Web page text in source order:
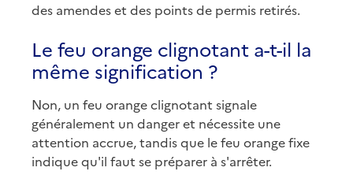
des amendes et des points de permis retirés.
Le feu orange clignotant a-t-il la
même signification ?
Non, un feu orange clignotant signale
généralement un danger et nécessite une
attention accrue, tandis que le feu orange fixe
indique qu'il faut se préparer à s'arrêter.